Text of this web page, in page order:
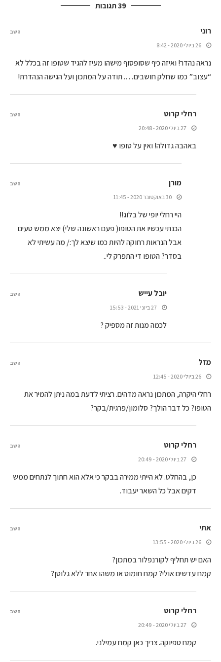
39 תגובות
רוני
26 ביולי 2020 - 8:42
נראה נהדר! ואיזה כיף שסופסוף מישהו מעיז להגיד שטופו זה בכלל לא
“עצוב” כמו שחלק חושבים…. תודה על המתכון ועל הגישה הנהדרת!
השב
רחלי קרוט
27 ביולי 2020 - 20:48
באהבה גדולה! ואין על טופו ♥
השב
מורן
30 באוקטובר 2020 - 11:45
היי רחלי יופי של בלוג!!
הכנתי עכשיו את הטופו( פעם ראשונה שלי) יצא ממש טעים
אבל הנראות רחוקה להיות כמו שיצא לך:/ מה עשיתי לא
בסדר? הטופו די התפרק לי..
השב
יובל עייש
27 ביוני 2021 - 15:53
לכמה מנות זה מספיק ?
השב
מזל
26 ביולי 2020 - 12:45
רחלי היקרה, המתכון נראה מדהים. רציתי לדעת במה ניתן להמיר את
הטופו? כל דבר הולך? סלומון/פרגית/בקר?
השב
רחלי קרוט
27 ביולי 2020 - 20:49
כן, בהחלט. לא הייתי ממירה בבקר כי אלא הוא חתוך לנתחים ממש
דקים אבל כל השאר יעבוד.
השב
אתי
26 ביולי 2020 - 13:55
האם יש תחליף לקורנפלור במתכון?
קמח עדשים אולי? קמח חומוס או משהו אחר ללא גלוטן?
השב
רחלי קרוט
27 ביולי 2020 - 20:49
קמח טפיוקה. צריך כאן קמח עמילני.
השב